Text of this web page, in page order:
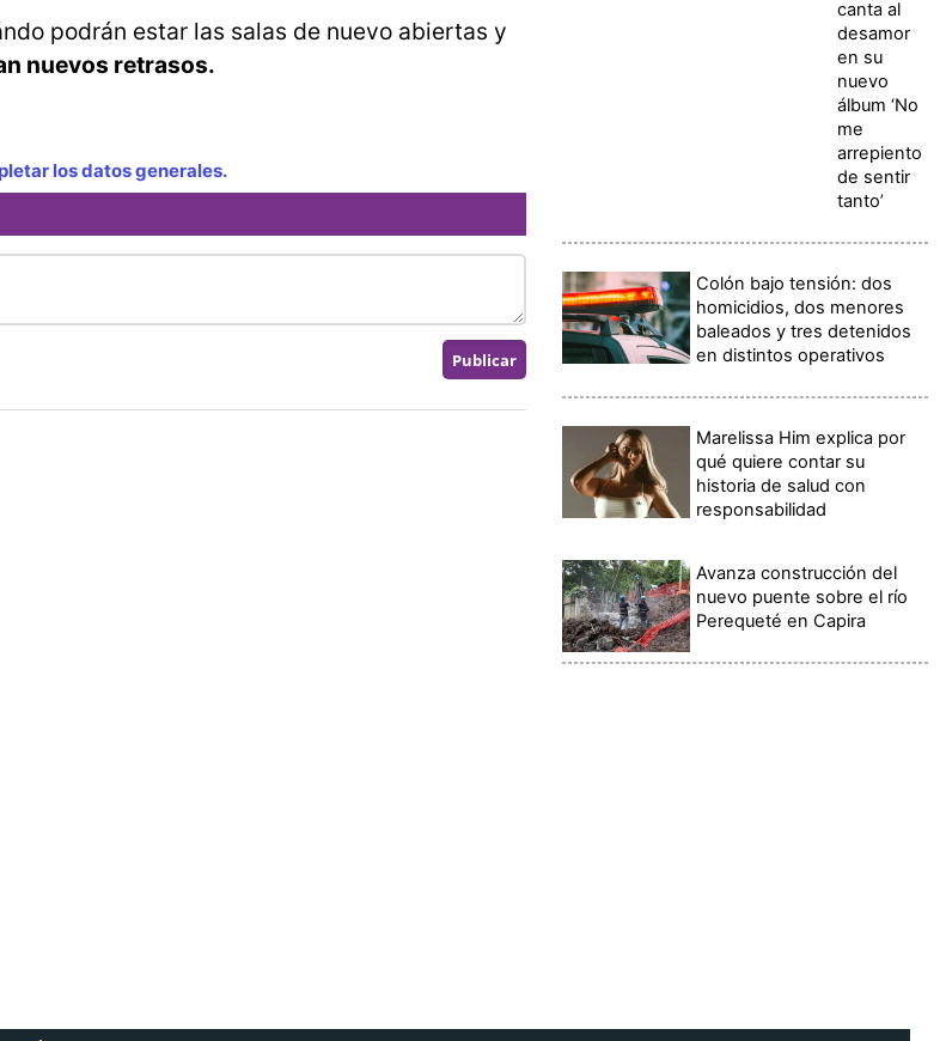
podrán estar las salas de nuevo abiertas y
nuevos retrasos.
los datos generales.
canta al
desamor
en su
nuevo
álbum ‘No
me
arrepiento
de sentir
tanto’
Colón bajo tensión: dos
homicidios, dos menores
baleados y tres detenidos
en distintos operativos
Marelissa Him explica por
qué quiere contar su
historia de salud con
responsabilidad
Avanza construcción del
nuevo puente sobre el río
Perequeté en Capira